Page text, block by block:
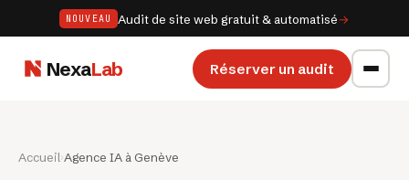
NOUVEAU Audit de site web gratuit & automatisé→
NexaLab Réserver un audit
Accueil›Agence IA à Genève